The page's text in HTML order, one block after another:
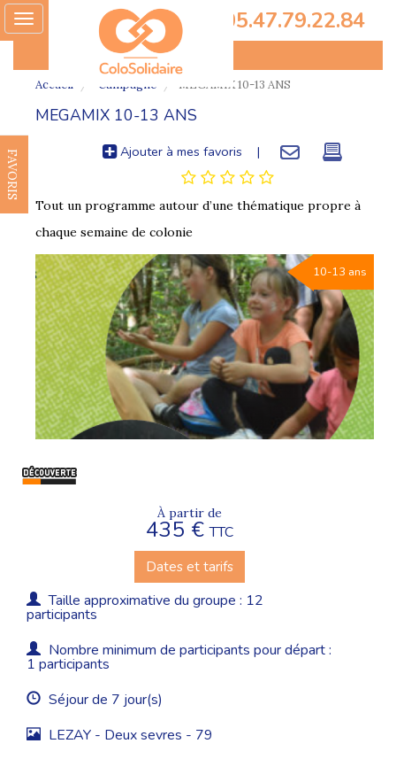
05.47.79.22.84
Toggle
FAVORIS
Accueil Campagne MEGAMIX 10-13 ANS
MEGAMIX 10-13 ANS
Ajouter à mes favoris |
Tout un programme autour d’une thématique propre à
chaque semaine de colonie
10-13 ans
À partir de
435 €TTC
Dates et tarifs
Taille approximative du groupe : 12
participants
Nombre minimum de participants pour départ :
1 participants
Séjour de 7 jour(s)
LEZAY - Deux sevres - 79